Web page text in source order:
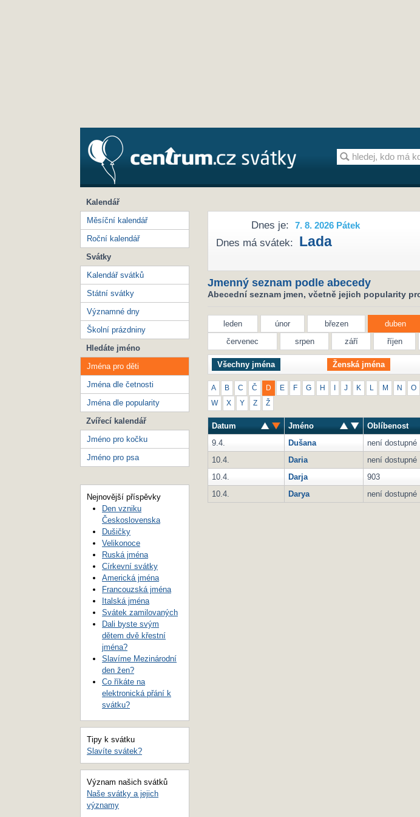
Dnes je: 7. 8. 2026 Pátek
Dnes má svátek: Lada
Jmenný seznam podle abecedy
Abecední seznam jmen, včetně jejich popularity
leden únor březen duben
červenec
srpen září říjen
Všechny jména Ženská jména
A B C Č D E F G H J K M N O
W X Y Z Ž
Datum Jméno Oblíbenost
9.4.
Dušana není dostupné
10.4.
Daria není dostupné
10.4.
Darja 903
10.4.
Darya není dostupné
Kalendář
Měsíční kalendář
Roční kalendář
Svátky
Kalendář svátků
Státní svátky
Významné dny
Školní prázdniny
Hledáte jméno
Jména pro děti
Jména dle četnosti
Jména dle popularity
Zvířecí kalendář
Jméno pro kočku
Jméno pro psa
Nejnovější příspěvky
Den vzniku
Československa
Dušičky
Velikonoce
Ruská jména
Církevní svátky
Americká jména
Francouzská jména
Italská jména
Svátek zamilovaných
Dali byste svým
dětem dvě křestní
jména?
Slavíme Mezinárodní
den žen?
Co říkáte na
elektronická přání k
svátku?
Tipy k svátku
Slavíte svátek?
Význam našich svátků
Naše svátky a jejich
významy